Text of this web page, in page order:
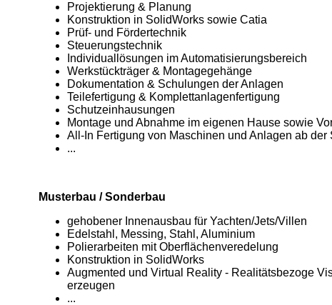
Projektierung & Planung
Konstruktion in SolidWorks sowie Catia
Prüf- und Fördertechnik
Steuerungstechnik
Individuallösungen im Automatisierungsbereich
Werkstückträger & Montagegehänge
Dokumentation & Schulungen der Anlagen
Teilefertigung & Komplettanlagenfertigung
Schutzeinhausungen
Montage und Abnahme im eigenen Hause sowie
All-In Fertigung von Maschinen und Anlagen ab der
...
Musterbau / Sonderbau
gehobener Innenausbau für Yachten/Jets/Villen
Edelstahl, Messing, Stahl, Aluminium
Polierarbeiten mit Oberflächenveredelung
Konstruktion in SolidWorks
Augmented und Virtual Reality - Realitätsbezoge
erzeugen
...